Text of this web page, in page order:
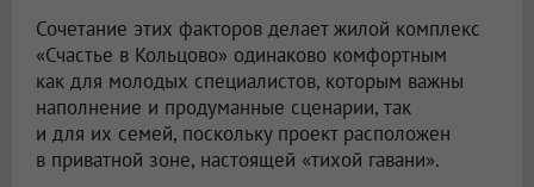
Сочетание этих факторов делает жилой комплекс
«Счастье в Кольцово» одинаково комфортным
как для молодых специалистов, которым важны
наполнение и продуманные сценарии, так
и для их семей, поскольку проект расположен
в приватной зоне, настоящей «тихой гавани».